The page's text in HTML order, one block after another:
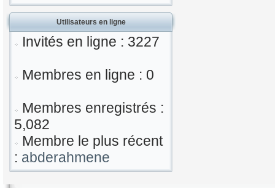
Utilisateurs en ligne
Invités en ligne : 3227
Membres en ligne : 0
Membres enregistrés :
5,082
Membre le plus récent
: abderahmene